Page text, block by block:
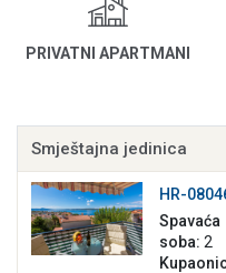
PRIVATNI APARTMANI
Smještajna jedinica
HR-
Spavaća
soba: 2